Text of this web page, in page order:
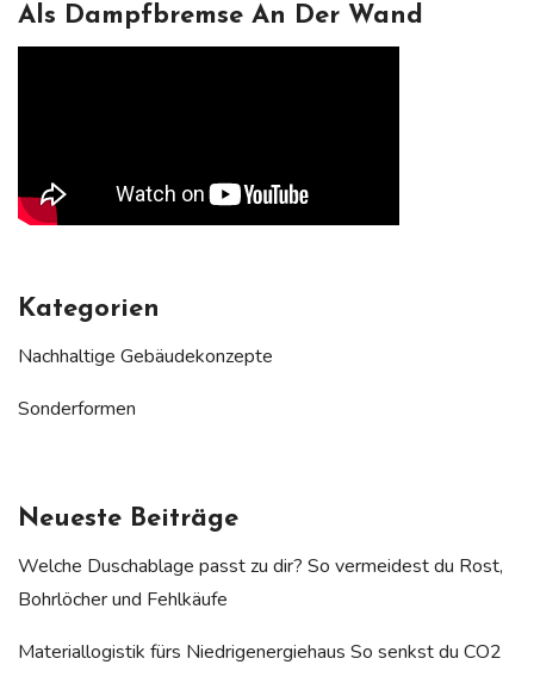
Als Dampfbremse An Der Wand
Kategorien
Nachhaltige Gebäudekonzepte
Sonderformen
Neueste Beiträge
Welche Duschablage passt zu dir? So vermeidest du Rost,
Bohrlöcher und Fehlkäufe
Materiallogistik fürs Niedrigenergiehaus So senkst du CO2